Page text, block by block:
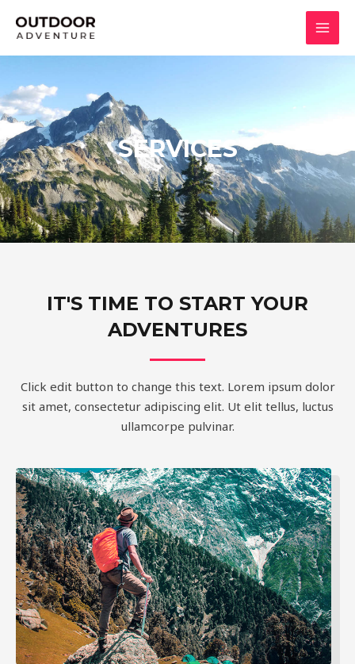
SERVICES
IT'S TIME TO START YOUR
ADVENTURES
Click edit button to change this text. Lorem ipsum dolor
sit amet, consectetur adipiscing elit. Ut elit tellus, luctus
ullamcorpe pulvinar.